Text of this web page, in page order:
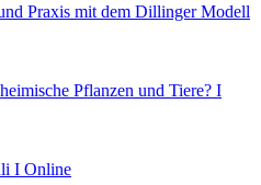
Praxis mit dem Dillinger Modell
Pflanzen und Tiere? I
I Online